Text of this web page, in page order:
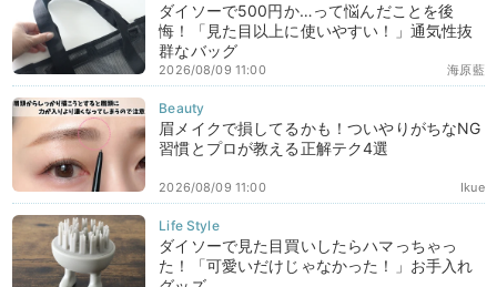
ダイソーで500円か…って悩んだことを後
悔！「見た目以上に使いやすい！」通気性抜
群なバッグ
海原藍
2026/08/09 11:00
眉メイクで損してるかも！ついやりがちなNG
習慣とプロが教える正解テク4選
Ikue
2026/08/09 11:00
ダイソーで見た目買いしたらハマっちゃっ
た！「可愛いだけじゃなかった！」お手入れ